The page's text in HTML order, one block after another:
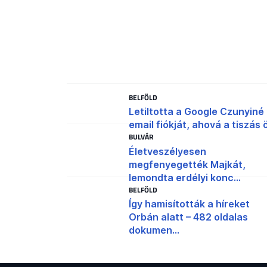
BELFÖLD
Letiltotta a Google Czunyiné
email fiókját, ahová a tiszás
BULVÁR
Életveszélyesen
megfenyegették Majkát,
lemondta erdélyi konc...
BELFÖLD
Így hamisították a híreket
Orbán alatt – 482 oldalas
dokumen...